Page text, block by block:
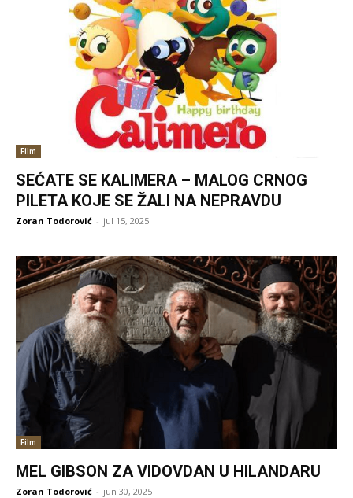
Film
SEĆATE SE KALIMERA – MALOG CRNOG
PILETA KOJE SE ŽALI NA NEPRAVDU
Zoran Todorović - jul 15, 2025
Film
MEL GIBSON ZA VIDOVDAN U HILANDARU
Zoran Todorović - jun 30, 2025